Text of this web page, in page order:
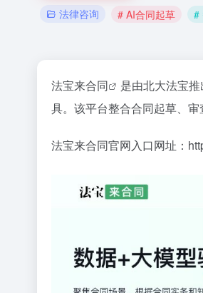
法律咨询 # AI合同起草 #
法宝来合同
是由北大法宝
具。该平台整合合同起草、
法宝来合同官网入口网址：